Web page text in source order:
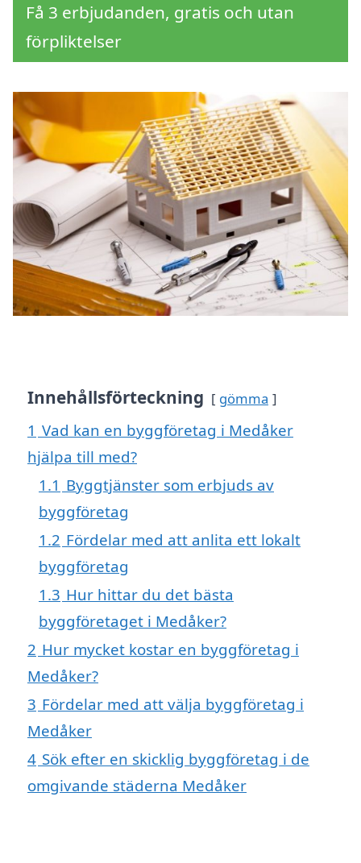
Få 3 erbjudanden, gratis och utan
förpliktelser
Innehållsförteckning gömma
1 Vad kan en byggföretag i Medåker
hjälpa till med?
1.1 Byggtjänster som erbjuds av
byggföretag
1.2 Fördelar med att anlita ett lokalt
byggföretag
1.3 Hur hittar du det bästa
byggföretaget i Medåker?
2 Hur mycket kostar en byggföretag i
Medåker?
3 Fördelar med att välja byggföretag i
Medåker
4 Sök efter en skicklig byggföretag i de
omgivande städerna Medåker